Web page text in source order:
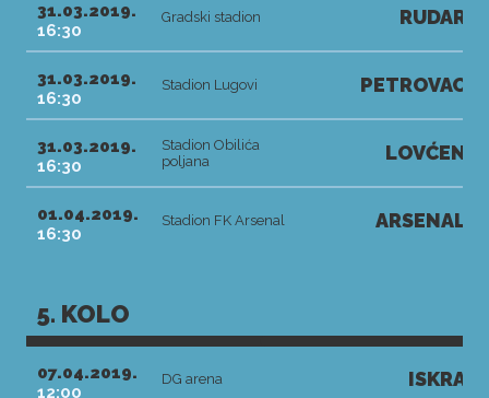
31.03.2019.
16:30
Gradski stadion RUDAR
31.03.2019.
16:30
Stadion Lugovi PETROVAC
31.03.2019.
16:30
Stadion Obilića
poljana
LOVĆEN
01.04.2019.
16:30
Stadion FK Arsenal ARSENAL
5. KOLO
07.04.2019.
12:00
DG arena ISKRA